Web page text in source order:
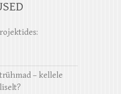
– kellele